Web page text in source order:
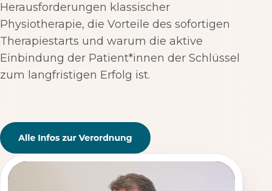
Herausforderungen klassischer
Physiotherapie, die Vorteile des sofortigen
Therapiestarts und warum die aktive
Einbindung der Patient*innen der Schlüssel
zum langfristigen Erfolg ist.